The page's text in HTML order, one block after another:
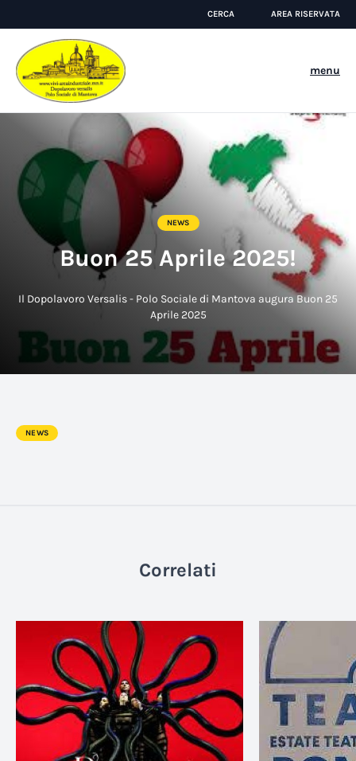
CERCA AREA RISERVATA
menu
NEWS
Buon 25 Aprile 2025!
Il Dopolavoro Versalis - Polo Sociale di Mantova augura Buon 25
Aprile 2025
NEWS
Correlati